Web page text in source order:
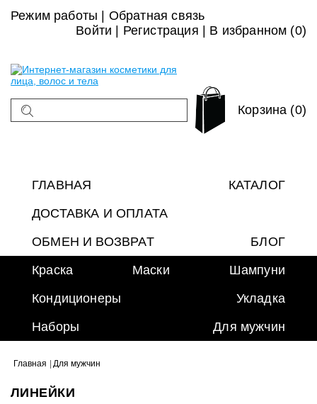
Режим работы
Обратная связь
Войти
Регистрация В избранном (0)
Корзина (0)
ГЛАВНАЯ
КАТАЛОГ
ДОСТАВКА И ОПЛАТА
ОБМЕН И ВОЗВРАТ
БЛОГ
Краска
Маски
Шампуни
Кондиционеры
Укладка
Наборы
Для мужчин
Главная Для мужчин
ЛИНЕЙКИ